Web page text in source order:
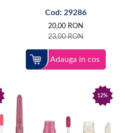
Cod: 29286
20,00 RON
23,00RON
Adauga in cos
12%